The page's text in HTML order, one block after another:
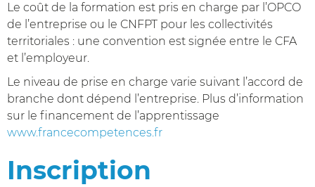
Le coût de la formation est pris en charge par l’OPCO
de l’entreprise ou le CNFPT pour les collectivités
territoriales : une convention est signée entre le CFA
et l’employeur.
Le niveau de prise en charge varie suivant l’accord de
branche dont dépend l’entreprise. Plus d’information
sur le financement de l’apprentissage
www.francecompetences.fr
Inscription